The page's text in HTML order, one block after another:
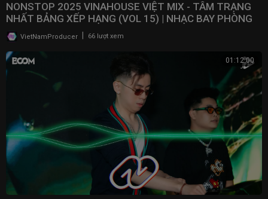
NONSTOP 2025 VINAHOUSE VIỆT MIX - TÂM TRẠNG
NHẤT BẢNG XẾP HẠNG (VOL 15) | NHẠC BAY PHÒNG
2025VietNamProducer 66 lượt xem
01:12:00